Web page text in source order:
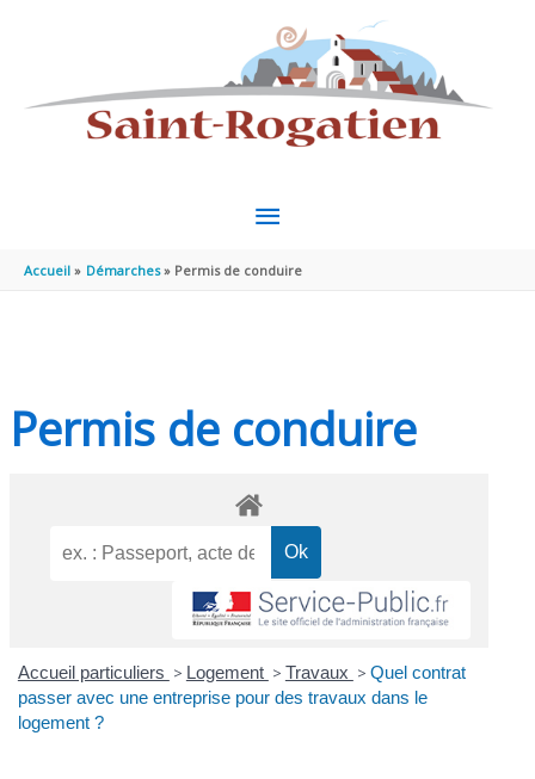
MENU
PRINCIPAL
Accueil Démarches Permis de conduire
Permis de conduire
Accueil particuliers > Logement > Travaux > Quel contrat
passer avec une entreprise pour des travaux dans le
logement ?